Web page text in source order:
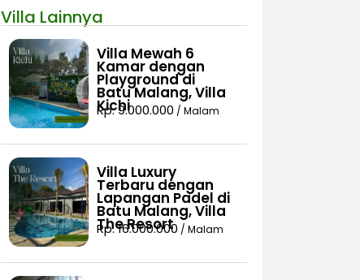
Villa Lainnya
Villa Mewah 6
Kamar dengan
Playground di
Batu Malang, Villa
Kichi
Rp. 9.000.000 / Malam
Villa Luxury
Terbaru dengan
Lapangan Padel di
Batu Malang, Villa
The Resort
Rp. 16.000.000 / Malam